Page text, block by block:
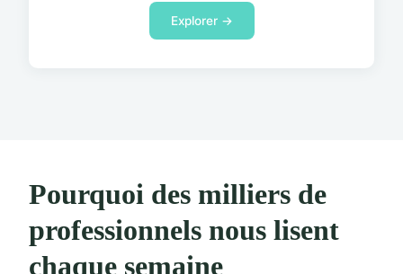
Explorer →
Pourquoi des milliers de
professionnels nous lisent
chaque semaine